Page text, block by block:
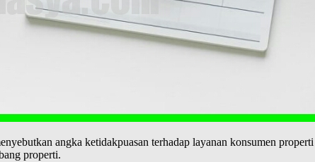
angka ketidakpuasan terhadap layanan konsumen
properti.